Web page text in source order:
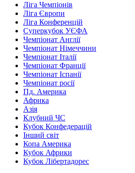
Ліга Чемпіонів
Ліга Європи
Ліга Конференцій
Суперкубок УЄФА
Чемпіонат Англії
Чемпіонат Німеччини
Чемпіонат Італії
Чемпіонат Франції
Чемпіонат Іспанії
Чемпіонат росії
Пд. Америка
Африка
Азія
Клубний ЧС
Кубок Конфедерацій
Інший світ
Копа Америка
Кубок Африки
Кубок Лібертадорес